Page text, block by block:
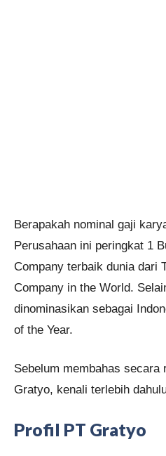
Berapakah nominal gaji
Perusahaan ini peringkat 1
Company terbaik dunia dari
Company in the World.
dinominasikan sebagai
of the Year.
Sebelum membahas
Gratyo, kenali terlebih
Profil PT Gratyo